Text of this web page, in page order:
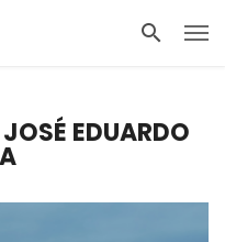
EDUARDO